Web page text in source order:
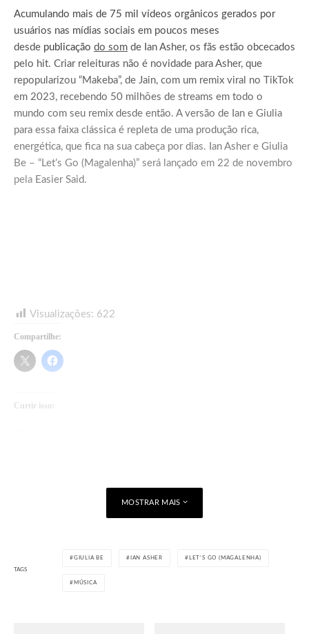
Acumulando mais de 75 mil vídeos orgânicos gerados por
usuários nas mídias sociais em poucos meses
desde publicação do som de Ian Asher, os fãs estão obcecados
pelo hit. Criar releituras não é novidade para Asher, que
repopularizou “Makeba”, de Jain, com um remix viral no TikTok
em 2023, recebendo 50 milhões de streams em todo o
mundo com seu remix desde então. A versão de Ian e Giulia
para essa faixa clássica é repleta de uma produção rica,
energética, que fica na sua cabeça por dias. Ian Asher e Giulia
Be – “Let’s Go (Magalenha)” será lançado em 22 de novembro
pela Easier Said .
Visualizações: 622
Compartilhe:
Curtir isso:
MOSTRAR MAIS
TAGS
GIULIA BE IAN ASHER LET'S GO (MAGALENHA)
MÚSICA